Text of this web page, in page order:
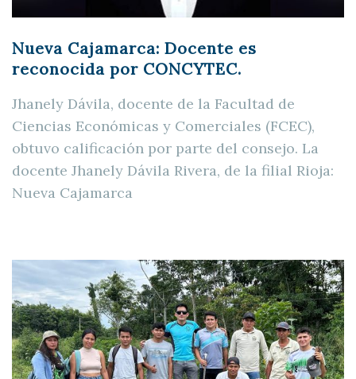
Nueva Cajamarca: Docente es
reconocida por CONCYTEC.
Jhanely Dávila, docente de la Facultad de
Ciencias Económicas y Comerciales (FCEC),
obtuvo calificación por parte del consejo. La
docente Jhanely Dávila Rivera, de la filial Rioja:
Nueva Cajamarca